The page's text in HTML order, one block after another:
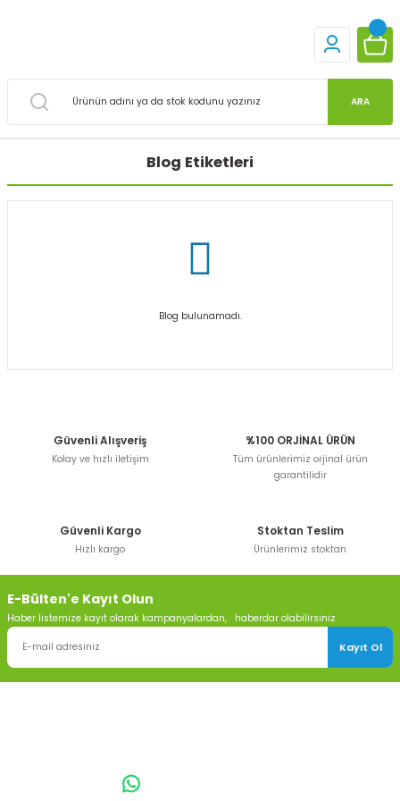
ARA
Blog Etiketleri
Blog bulunamadı.
Güvenli Alışveriş
Kolay ve hızlı iletişim
%100 ORJİNAL ÜRÜN
Tüm ürünlerimiz orjinal ürün
garantilidir
Güvenli Kargo
Hızlı kargo
Stoktan Teslim
Ürünlerimiz stoktan
E-Bülten'e Kayıt Olun
Haber listemize kayıt olarak kampanyalardan, haberdar olabilirsiniz.
Kayıt Ol